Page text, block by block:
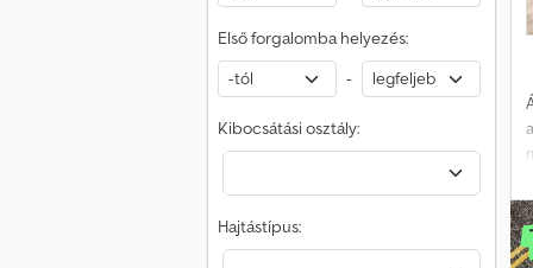
Első forgalomba helyezés:
-
Kibocsátási osztály:
Hajtástípus: